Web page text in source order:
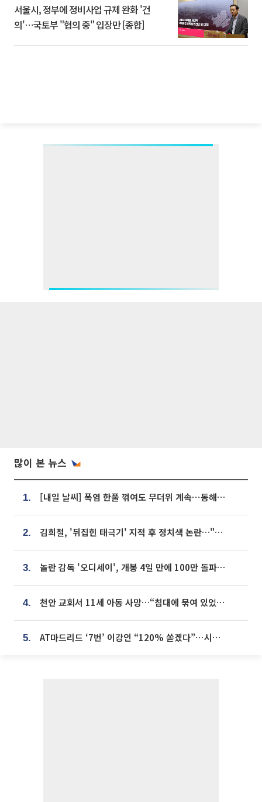
서울시, 정부에 정비사업 규제 완화 '건
의'⋯국토부 "협의 중" 입장만 [종합]
많이 본 뉴스
1. [내일 날씨] 폭염 한풀 꺾여도 무더위 계속⋯동해안 이틀 연속 비
2. 김희철, '뒤집힌 태극기' 지적 후 정치색 논란…"좌우 떠나 우리나라 국기"
3. 놀란 감독 '오디세이', 개봉 4일 만에 100만 돌파⋯'왕사남' 보다 빠르다
4. 천안 교회서 11세 아동 사망…“침대에 묶여 있었다” 진술 확보
5. AT마드리드 ‘7번’ 이강인 “120% 쏟겠다”⋯시메오네 감독 “필요한 선수”